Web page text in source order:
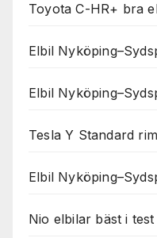
Toyota C-HR+ bra
Elbil
Elbil
Tesla Y Standard
Elbil
Nio elbilar bäst i test